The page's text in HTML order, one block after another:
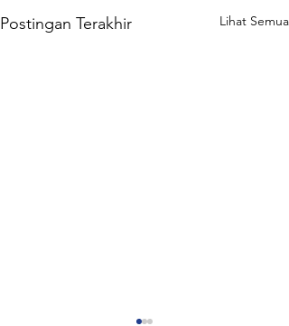
Postingan Terakhir Lihat Semua